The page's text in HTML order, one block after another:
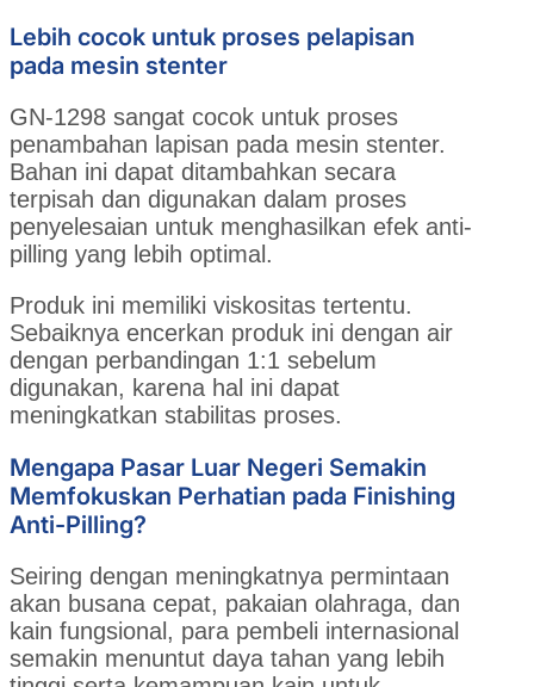
Lebih cocok untuk proses pelapisan
pada mesin stenter
GN-1298 sangat cocok untuk proses
penambahan lapisan pada mesin stenter.
Bahan ini dapat ditambahkan secara
terpisah dan digunakan dalam proses
penyelesaian untuk menghasilkan efek anti-
pilling yang lebih optimal.
Produk ini memiliki viskositas tertentu.
Sebaiknya encerkan produk ini dengan air
dengan perbandingan 1:1 sebelum
digunakan, karena hal ini dapat
meningkatkan stabilitas proses.
Mengapa Pasar Luar Negeri Semakin
Memfokuskan Perhatian pada Finishing
Anti-Pilling?
Seiring dengan meningkatnya permintaan
akan busana cepat, pakaian olahraga, dan
kain fungsional, para pembeli internasional
semakin menuntut daya tahan yang lebih